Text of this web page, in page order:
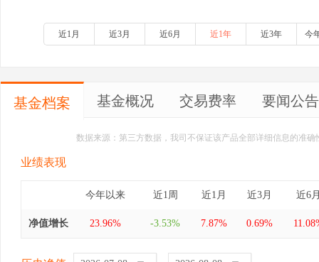
近1月 近3月 近6月 近1年 近3年 今
基金档案 基金概况 交易费率 要闻公告
数据来源：第三方数据，我司不保证该产品全部详细信息的准
业绩表现
今年以来 近1周 近1月 近3月 近6
净值增长 23.96% -3.53% 7.87% 0.69%